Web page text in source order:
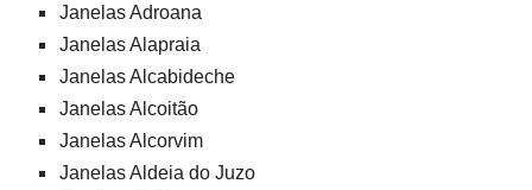
Janelas Adroana
Janelas Alapraia
Janelas Alcabideche
Janelas Alcoitão
Janelas Alcorvim
Janelas Aldeia do Juzo